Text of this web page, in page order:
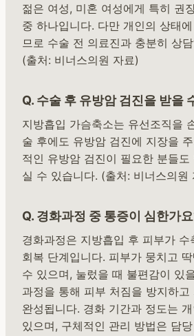
젊은 여성, 미혼 여성에게 특히 권
중 하나입니다. 다만 개인의 상태
므로 수술 전 의료진과 충분히 상
(출처: 비너스의원 자료)
Q. 수술 후 유방암 검진을 받을
지방흡입 가슴축소는 유선조직을
술 후에도 유방암 검진에 지장을
적인 유방암 검진이 필요한 분들도
실 수 있습니다. (출처: 비너스의원
Q. 경화과정 중 통증이 심한가
경화과정은 지방흡입 후 피부가 수
회복 단계입니다. 피부가 뭉치고
수 있으며, 눌렀을 때 불편감이 있
과정을 통해 피부 처짐을 방지하고
완성됩니다. 경화 기간과 정도는
있으며, 구체적인 관리 방법은 담